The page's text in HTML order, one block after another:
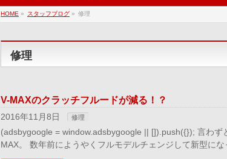
HOME » スタッフブログ » 修理
修理
V-MAXのクラッチフルードが減る！？
2016年11月8日 修理
(adsbygoogle = window.adsbygoogle || []).push({}); 言わず
MAX。 数年前にようやくフルモデルチェンジして新型に